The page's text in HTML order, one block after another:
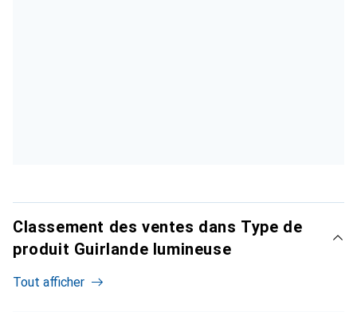
Classement des ventes dans Type de
produit Guirlande lumineuse
Tout afficher